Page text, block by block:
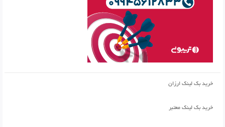
خرید بک لینک ارزان
خرید بک لینک معتبر